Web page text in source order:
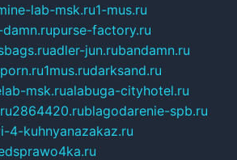
lab-msk.ru1-mus.ru
purse-factory.ru
adler-jun.rubandamn.ru
1mus.rudarksand.ru
msk.rualabuga-cityhotel.ru
2864420.rublagodarenie-spb.ru
4-kuhnyanazakaz.ru